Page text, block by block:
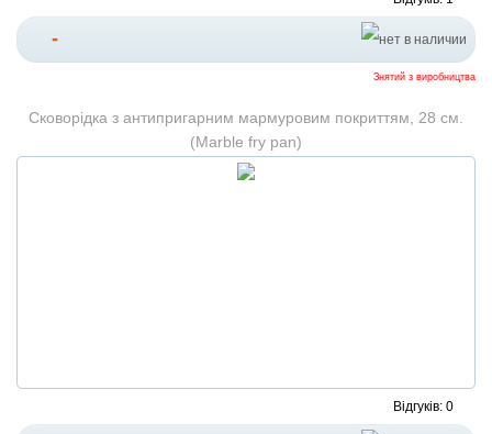
-
Знятий з виробництва
Сковорідка з антипригарним мармуровим покриттям, 28 см.
(Marble fry pan)
Відгуків: 0